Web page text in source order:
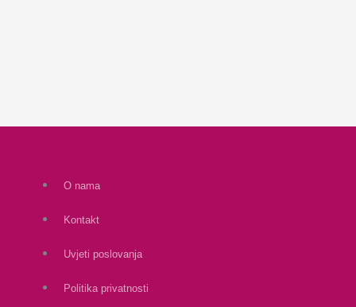
O nama
Kontakt
Uvjeti poslovanja
Politika privatnosti